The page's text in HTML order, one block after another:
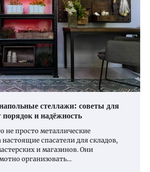
стеллажи: советы для
порядок и надёжность
не просто металлические
спасатели для складов,
и магазинов. Они
организовать…